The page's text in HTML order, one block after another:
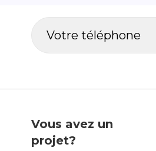
Vous avez un
projet?